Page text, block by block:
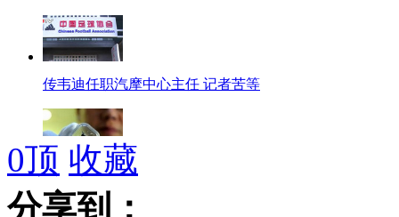
传韦迪任职汽摩中心主任 记者苦等
月球陨石每克价格是黄金的30倍
0顶 收藏
分享到：